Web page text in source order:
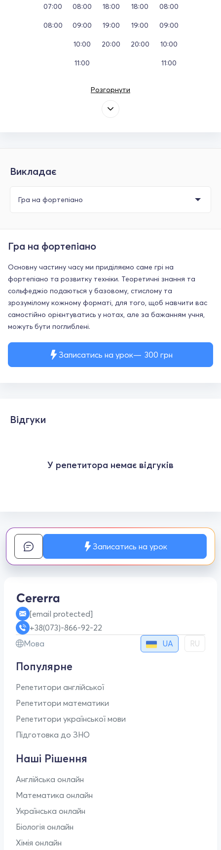
07:00
08:00
08:00
09:00
10:00
11:00
18:00
19:00
20:00
18:00
19:00
20:00
08:00
09:00
10:00
11:00
Розгорнути
Викладає
Записатись на урок 300 грн
Гра на фортепіано
Основну частину часу ми приділяємо саме грі на
фортепіано та розвитку техніки. Теоретичні знання та
сольфеджіо подаються у базовому, стислому та
зрозумілому кожному форматі, для того, щоб навчити вас
самостійно орієнтуватись у нотах, але за бажанням учня,
можуть бути поглиблені.
Відгуки
У репетитора немає відгуків
Записатись на урок
[email protected]
+38(073)-866-92-22
Мова
UA RU
Популярне
Репетитори англійської
Репетитори математики
Репетитори української мови
Підготовка до ЗНО
Наші Рішення
Англійська онлайн
Математика онлайн
Українська онлайн
Біологія онлайн
Хімія онлайн